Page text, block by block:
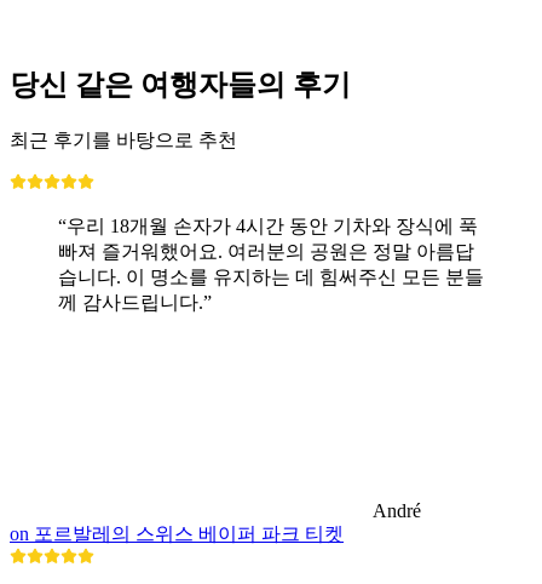
당신 같은 여행자들의 후기
최근 후기를 바탕으로 추천
“우리 18개월 손자가 4시간 동안 기차와 장식에 푹
빠져 즐거워했어요. 여러분의 공원은 정말 아름답
습니다. 이 명소를 유지하는 데 힘써주신 모든 분들
께 감사드립니다.”
André
on 포르발레의 스위스 베이퍼 파크 티켓